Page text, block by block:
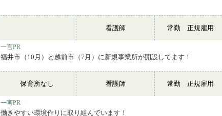
看護師 常勤 正規雇用
一言PR
福井市（10月）と越前市（7月）に新規事業所が開設してます！
保育所なし 看護師 常勤 正規雇用
一言PR
働きやすい環境作りに取り組んでいます！